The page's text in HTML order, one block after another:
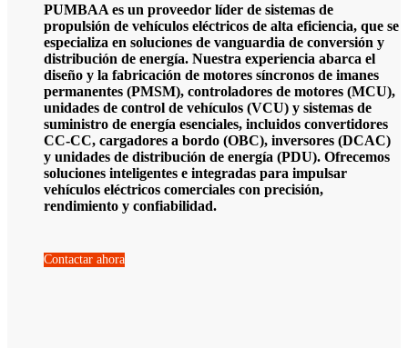
PUMBAA es un proveedor líder de sistemas de
propulsión de vehículos eléctricos de alta eficiencia, que se
especializa en soluciones de vanguardia de conversión y
distribución de energía. Nuestra experiencia abarca el
diseño y la fabricación de motores síncronos de imanes
permanentes (PMSM), controladores de motores (MCU),
unidades de control de vehículos (VCU) y sistemas de
suministro de energía esenciales, incluidos convertidores
CC-CC, cargadores a bordo (OBC), inversores (DCAC)
y unidades de distribución de energía (PDU). Ofrecemos
soluciones inteligentes e integradas para impulsar
vehículos eléctricos comerciales con precisión,
rendimiento y confiabilidad.
Contactar ahora